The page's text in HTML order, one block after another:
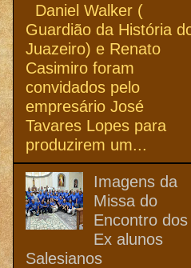
Daniel Walker (
Guardião da História
Juazeiro) e Renato
Casimiro foram
convidados pelo
empresário José
Tavares Lopes para
produzirem um...
Imagens da
Missa do
Encontro dos
Ex alunos
Salesianos